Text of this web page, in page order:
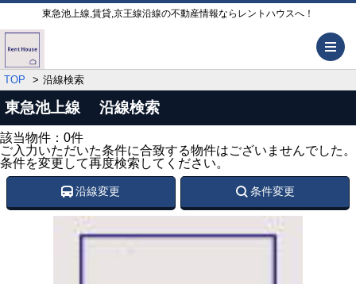
東急池上線,賃貸,京王線沿線の不動産情報ならレントハウスへ！
TOP 沿線検索
東急池上線 沿線検索
該当物件：0件
ご入力いただいた条件に合致する物件はございませんでした。
条件を変更して再度検索してください。
沿線変更 条件変更